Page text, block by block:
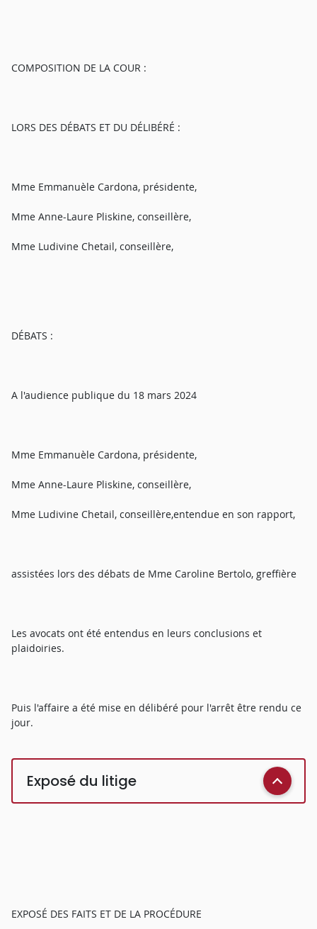
COMPOSITION DE LA COUR :
LORS DES DÉBATS ET DU DÉLIBÉRÉ :
Mme Emmanuèle Cardona, présidente,
Mme Anne-Laure Pliskine, conseillère,
Mme Ludivine Chetail, conseillère,
DÉBATS :
A l'audience publique du 18 mars 2024
Mme Emmanuèle Cardona, présidente,
Mme Anne-Laure Pliskine, conseillère,
Mme Ludivine Chetail, conseillère,entendue en son rapport,
assistées lors des débats de Mme Caroline Bertolo, greffière
Les avocats ont été entendus en leurs conclusions et
plaidoiries.
Puis l'affaire a été mise en délibéré pour l'arrêt être rendu ce
jour.
Exposé du litige
EXPOSÉ DES FAITS ET DE LA PROCÉDURE